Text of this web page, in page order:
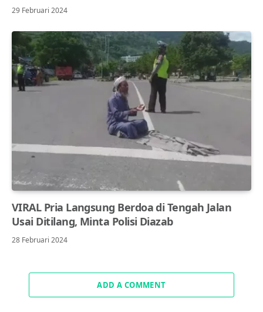
29 Februari 2024
VIRAL Pria Langsung Berdoa di Tengah Jalan
Usai Ditilang, Minta Polisi Diazab
28 Februari 2024
ADD A COMMENT